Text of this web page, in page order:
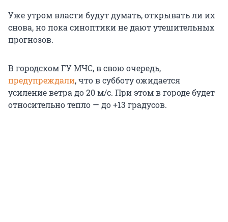
Уже утром власти будут думать, открывать ли их
снова, но пока синоптики не дают утешительных
прогнозов.
В городском ГУ МЧС, в свою очередь,
предупреждали, что в субботу ожидается
усиление ветра до 20 м/с. При этом в городе будет
относительно тепло — до +13 градусов.